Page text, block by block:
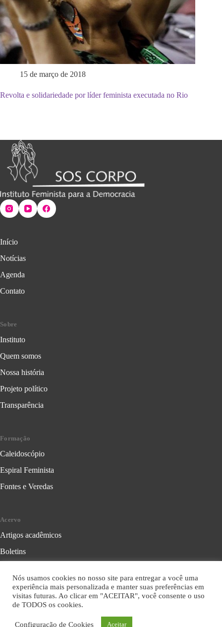
15 de março de 2018
Revolta e solidariedade por líder feminista executada no Rio
Início
Notícias
Agenda
Contato
Sobre
Instituto
Quem somos
Nossa história
Projeto político
Transparência
Formação
Caleidoscópio
Espiral Feminista
Fontes e Veredas
Acervo
Artigos acadêmicos
Boletins
Cadernos
Folhetos
Nós usamos cookies no nosso site para entregar a você uma
experiência mais personalizada e manter suas preferências em
visitas futuras. Ao clicar em "ACEITAR", você consente o uso
de TODOS os cookies.
Configuração de Cookies Aceitar